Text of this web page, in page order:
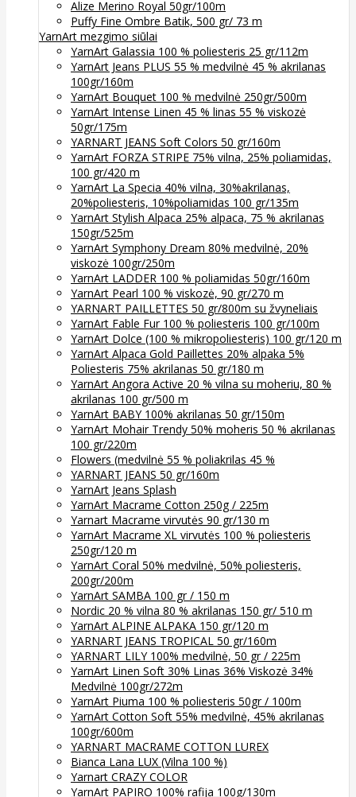
Alize Merino Royal 50gr/100m
Puffy Fine Ombre Batik, 500 gr/ 73 m
YarnArt mezgimo siūlai
YarnArt Galassia 100 % poliesteris 25 gr/112m
YarnArt Jeans PLUS 55 % medvilnė 45 % akrilanas
100gr/160m
YarnArt Bouquet 100 % medvilnė 250gr/500m
YarnArt Intense Linen 45 % linas 55 % viskozė
50gr/175m
YARNART JEANS Soft Colors 50 gr/160m
YarnArt FORZA STRIPE 75% vilna, 25% poliamidas,
100 gr/420 m
YarnArt La Specia 40% vilna, 30%akrilanas,
20%poliesteris, 10%poliamidas 100 gr/135m
YarnArt Stylish Alpaca 25% alpaca, 75 % akrilanas
150gr/525m
YarnArt Symphony Dream 80% medvilnė, 20%
viskozė 100gr/250m
YarnArt LADDER 100 % poliamidas 50gr/160m
YarnArt Pearl 100 % viskozė, 90 gr/270 m
YARNART PAILLETTES 50 gr/800m su žvyneliais
YarnArt Fable Fur 100 % poliesteris 100 gr/100m
YarnArt Dolce (100 % mikropoliesteris) 100 gr/120 m
YarnArt Alpaca Gold Paillettes 20% alpaka 5%
Poliesteris 75% akrilanas 50 gr/180 m
YarnArt Angora Active 20 % vilna su moheriu, 80 %
akrilanas 100 gr/500 m
YarnArt BABY 100% akrilanas 50 gr/150m
YarnArt Mohair Trendy 50% moheris 50 % akrilanas
100 gr/220m
Flowers (medvilnė 55 % poliakrilas 45 %
YARNART JEANS 50 gr/160m
YarnArt Jeans Splash
YarnArt Macrame Cotton 250g / 225m
Yarnart Macrame virvutės 90 gr/130 m
YarnArt Macrame XL virvutės 100 % poliesteris
250gr/120 m
YarnArt Coral 50% medvilnė, 50% poliesteris,
200gr/200m
YarnArt SAMBA 100 gr / 150 m
Nordic 20 % vilna 80 % akrilanas 150 gr/ 510 m
YarnArt ALPINE ALPAKA 150 gr/120 m
YARNART JEANS TROPICAL 50 gr/160m
YARNART LILY 100% medvilnė, 50 gr / 225m
YarnArt Linen Soft 30% Linas 36% Viskozė 34%
Medvilnė 100gr/272m
YarnArt Piuma 100 % poliesteris 50gr / 100m
YarnArt Cotton Soft 55% medvilnė, 45% akrilanas
100gr/600m
YARNART MACRAME COTTON LUREX
Bianca Lana LUX (Vilna 100 %)
Yarnart CRAZY COLOR
YarnArt PAPIRO 100% rafija 100g/130m